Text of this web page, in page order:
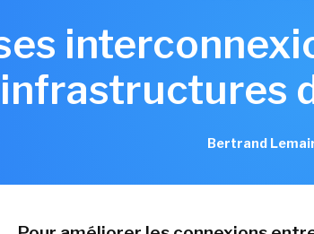
infrastructures
Bertrand